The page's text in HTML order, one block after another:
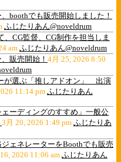
boothでも販売開始しました！
ふじたりあん@noveldrum
、CG監督、CG制作を担当しま
amふじたりあん@noveldrum
販売開始！ 4月 25, 2026 8:50
が選ぶ「推しアドオン」 出演
11:14 pm ふじたりあん
ェーディングのすすめ」一般公
3月 20, 2026 1:49 pm ふじたりあ
ェネレーターをBoothでも販売
2026 11:06 am ふじたりあん